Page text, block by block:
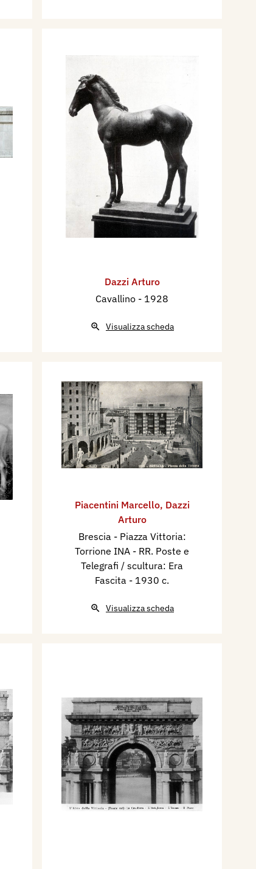
Dazzi Arturo
Cavallino - 1928
Visualizza scheda
Piacentini Marcello, Dazzi
Arturo
Brescia - Piazza Vittoria:
Torrione INA - RR. Poste e
Telegrafi / scultura: Era
Fascita - 1930 c.
Visualizza scheda